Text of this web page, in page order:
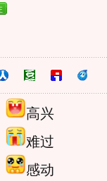
高兴
难过
感动